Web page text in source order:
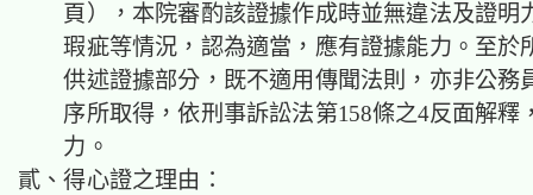
頁），本院審酌該證據作成時並無違法及證明
瑕疵等情況，認為適當，應有證據能力。至於
供述證據部分，既不適用傳聞法則，亦非公務
序所取得，依刑事訴訟法第158條之4反面解釋
力。
貳、得心證之理由：